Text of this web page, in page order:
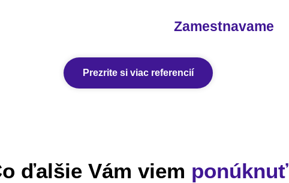
Zamestnavame
Prezrite si viac referencií
ďalšie Vám viem ponúknuť